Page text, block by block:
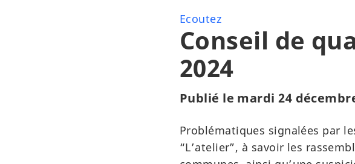
Ecoutez
Conseil de
2024
Publié le mardi 24
Problématiques signalées par
“L’atelier”, à savoir les